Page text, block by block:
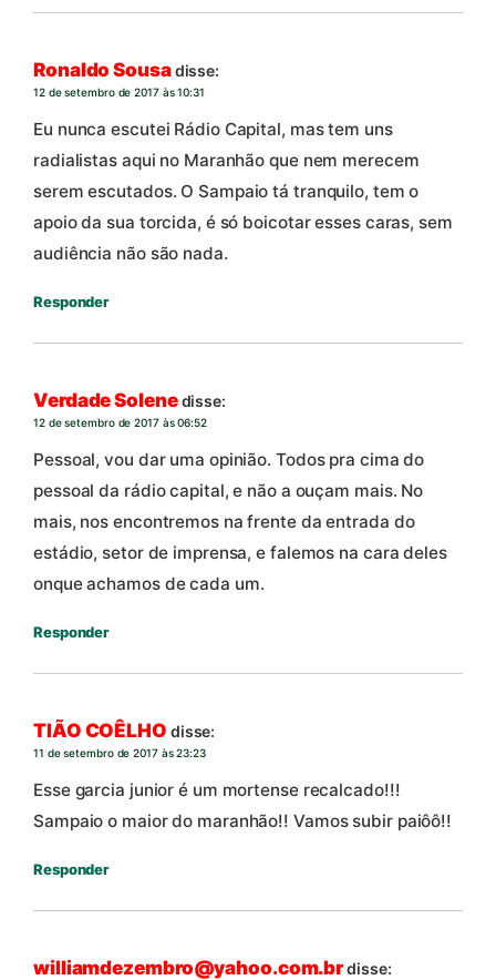
Ronaldo Sousadisse:
12 de setembro de 2017 às 10:31
Eu nunca escutei Rádio Capital, mas tem uns
radialistas aqui no Maranhão que nem merecem
serem escutados. O Sampaio tá tranquilo, tem o
apoio da sua torcida, é só boicotar esses caras, sem
audiência não são nada.
Responder
Verdade Solenedisse:
12 de setembro de 2017 às 06:52
Pessoal, vou dar uma opinião. Todos pra cima do
pessoal da rádio capital, e não a ouçam mais. No
mais, nos encontremos na frente da entrada do
estádio, setor de imprensa, e falemos na cara deles
onque achamos de cada um.
Responder
TIÃO COÊLHO disse:
11 de setembro de 2017 às 23:23
Esse garcia junior é um mortense recalcado!!!
Sampaio o maior do maranhão!! Vamos subir paiôô!!
Responder
williamdezembro@yahoo.com.brdisse: